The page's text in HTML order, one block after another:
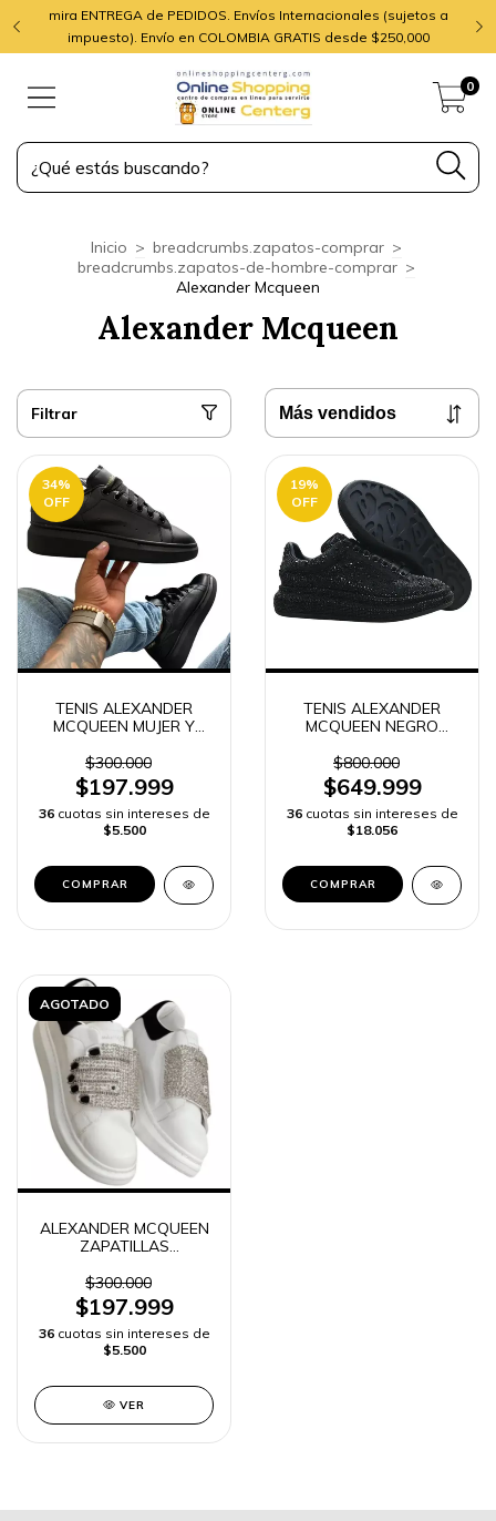
mira ENTREGA de PEDIDOS. Envíos Internacionales (sujetos a
impuesto). Envío en COLOMBIA GRATIS desde $250,000
0
Inicio > breadcrumbs.zapatos-comprar >
breadcrumbs.zapatos-de-hombre-comprar >
Alexander Mcqueen
Alexander Mcqueen
Filtrar
34%
OFF
TENIS ALEXANDER
MCQUEEN MUJER Y
$300.000
$197.999
36 cuotas sin intereses de
$5.500
COMPRAR
19%
OFF
TENIS ALEXANDER
MCQUEEN NEGRO
RÁPIDO
$800.000
$649.999
36 cuotas sin intereses de
$18.056
COMPRAR
AGOTADO
ALEXANDER MCQUEEN
ZAPATILLAS
$300.000
$197.999
36 cuotas sin intereses de
$5.500
VER